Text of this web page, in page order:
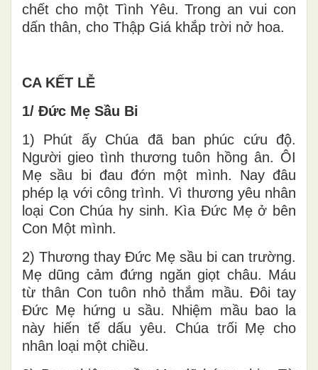
chết cho một Tình Yêu. Trong an vui con
dấn thân, cho Thập Giá khắp trời nở hoa.
CA KẾT LỄ
1/ Đức Mẹ Sầu Bi
1) Phút ấy Chúa đã ban phúc cứu độ.
Người gieo tình thương tuôn hồng ân. ÔI
Mẹ sầu bi đau đớn một mình. Nay đâu
phép lạ với công trình. Vì thương yêu nhân
loại Con Chúa hy sinh. Kìa Đức Mẹ ở bên
Con Một mình.
2) Thương thay Đức Mẹ sầu bi can trường.
Mẹ dũng cảm đứng ngăn giọt châu. Máu
từ thân Con tuôn nhỏ thắm mầu. Đôi tay
Đức Mẹ hứng u sầu. Nhiệm mầu bao la
này hiến tế dấu yêu. Chúa trối Mẹ cho
nhân loại một chiều.